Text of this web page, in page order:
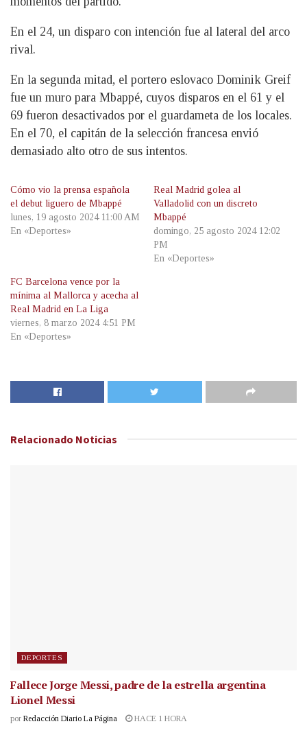
En el 24, un disparo con intención fue al lateral del arco
rival.
En la segunda mitad, el portero eslovaco Dominik Greif
fue un muro para Mbappé, cuyos disparos en el 61 y el
69 fueron desactivados por el guardameta de los locales.
En el 70, el capitán de la selección francesa envió
demasiado alto otro de sus intentos.
Cómo vio la prensa española
el debut liguero de Mbappé
lunes, 19 agosto 2024 11:00 AM
En «Deportes»
Real Madrid golea al
Valladolid con un discreto
Mbappé
domingo, 25 agosto 2024 12:02
PM
En «Deportes»
FC Barcelona vence por la
mínima al Mallorca y acecha al
Real Madrid en La Liga
viernes, 8 marzo 2024 4:51 PM
En «Deportes»
Relacionado Noticias
DEPORTES
Fallece Jorge Messi, padre de la estrella argentina
Lionel Messi
por Redacción Diario La Página HACE 1 HORA